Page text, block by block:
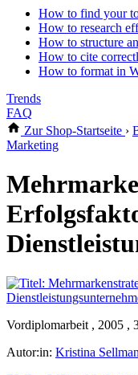
How to find your
How to research
How to structure
How to cite
How to format in
Trends
FAQ
Zur Shop-Startseite ›
Marketing
Vordiplomarbeit , 2005 ,
Autor:in: Kristina